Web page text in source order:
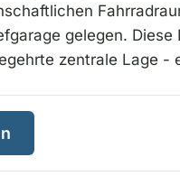
gelegen.
zentrale Lage -